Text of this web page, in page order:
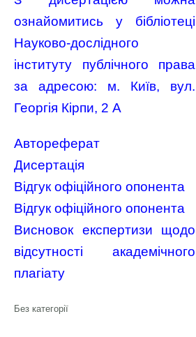
ознайомитись у бібліотеці
Науково-дослідного
інституту публічного права
за адресою: м. Київ, вул.
Георгія Кірпи, 2 А
Автореферат
Дисертація
Відгук офіційного опонента
Відгук офіційного опонента
Висновок експертизи щодо
відсутності академічного
плагіату
Без категорії